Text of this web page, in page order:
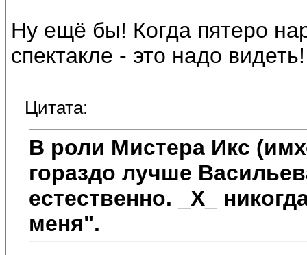
Ну ещё бы! Когда пятеро
спектакле - это надо
Цитата:
В роли Мистера Икс
гораздо лучше
естественно. _Х_
меня".